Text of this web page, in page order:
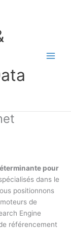
pour
dans le
positionnons
de
Engine
référencement